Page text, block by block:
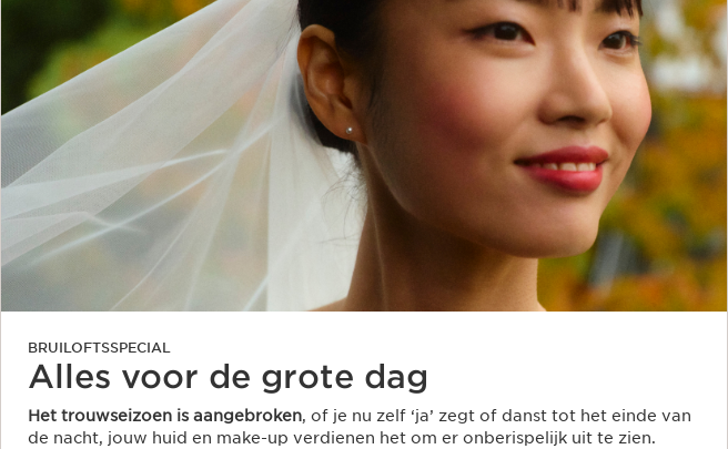
BRUILOFTSSPECIAL
Alles voor de grote dag
Het trouwseizoen is aangebroken, of je nu zelf ‘ja’ zegt of danst tot het einde van
de nacht, jouw huid en make-up verdienen het om er onberispelijk uit te zien.